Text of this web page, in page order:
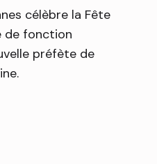
célèbre la Fête
de fonction
préfète de